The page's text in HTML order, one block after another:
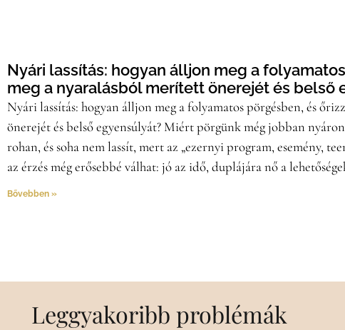
Nyári lassítás: hogyan álljon meg a
meg a nyaralásból merített önerejét és belső
Nyári lassítás: hogyan álljon meg a folyamatos pörgésben, és
önerejét és belső egyensúlyát? Miért pörgünk még jobban
rohan, és soha nem lassít, mert az „ezernyi program, esemény,
az érzés még erősebbé válhat: jó az idő, duplájára nő a
Bővebben »
Leggyakoribb problémák